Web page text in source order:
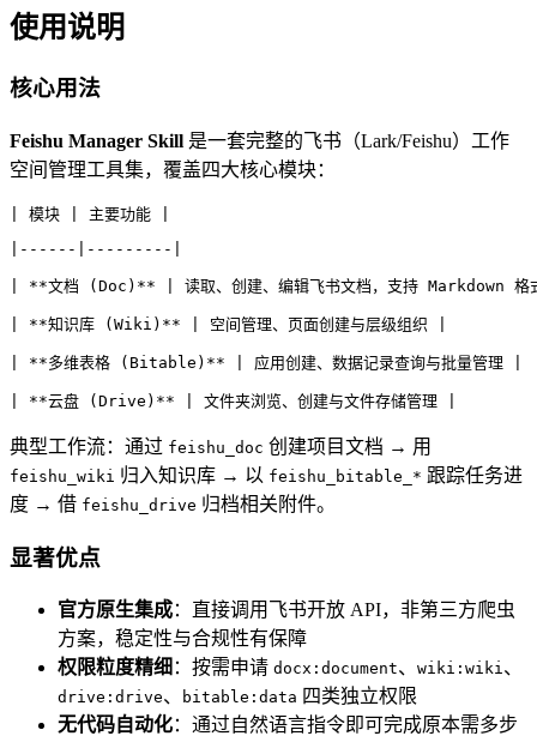
使用说明
核心用法
Feishu Manager Skill 是一套完整的飞书（Lark/Feishu）工作
空间管理工具集，覆盖四大核心模块：
| 模块 | 主要功能 |
|------|---------|
| **文档 (Doc)** | 读取、创建、编辑飞书文档，支持 Markdown 格
| **知识库 (Wiki)** | 空间管理、页面创建与层级组织 |
| **多维表格 (Bitable)** | 应用创建、数据记录查询与批量管理 |
| **云盘 (Drive)** | 文件夹浏览、创建与文件存储管理 |
典型工作流：通过 feishu_doc 创建项目文档 → 用
feishu_wiki 归入知识库 → 以 feishu_bitable_* 跟踪任务进
度 → 借 feishu_drive 归档相关附件。
显著优点
官方原生集成：直接调用飞书开放 API，非第三方爬虫
方案，稳定性与合规性有保障
权限粒度精细 ：按需申请 docx:document、 wiki:wiki、
drive:drive、 bitable:data 四类独立权限
无代码自动化：通过自然语言指令即可完成原本需多步